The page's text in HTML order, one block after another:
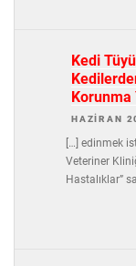
Kedi
Korunma
HAZIRAN
[…] edinmek
Veteriner
Hastalıklar”